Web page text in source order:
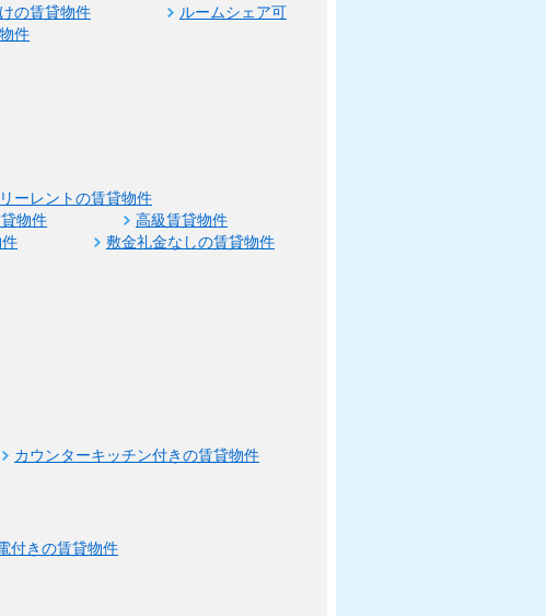
の賃貸物件
ルームシェア可
件
ーレントの賃貸物件
物件
高級賃貸物件
敷金礼金なしの賃貸物件
カウンターキッチン付きの賃貸物件
付きの賃貸物件